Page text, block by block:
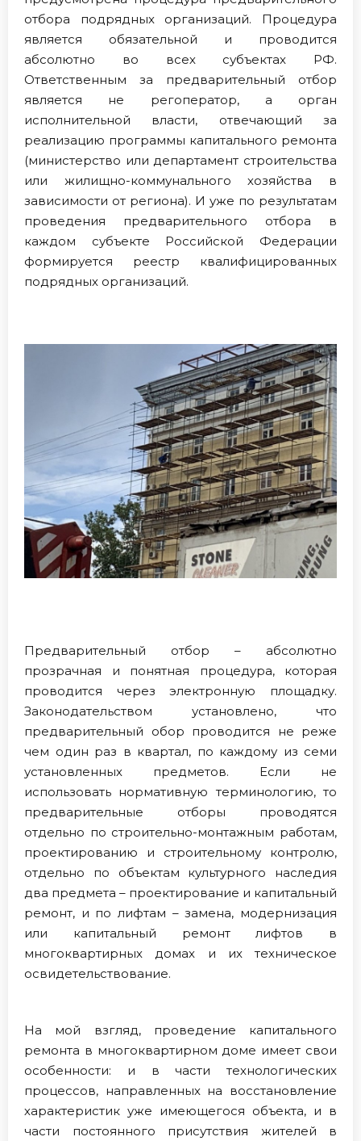
отбора подрядных организаций. Процедура
является обязательной и проводится
абсолютно во всех субъектах РФ.
Ответственным за предварительный отбор
является не регоператор, а орган
исполнительной власти, отвечающий за
реализацию программы капитального ремонта
(министерство или департамент строительства
или жилищно-коммунального хозяйства в
зависимости от региона). И уже по результатам
проведения предварительного отбора в
каждом субъекте Российской Федерации
формируется реестр квалифицированных
подрядных организаций.
Предварительный отбор – абсолютно
прозрачная и понятная процедура, которая
проводится через электронную площадку.
Законодательством установлено, что
предварительный обор проводится не реже
чем один раз в квартал, по каждому из семи
установленных предметов. Если не
использовать нормативную терминологию, то
предварительные отборы проводятся
отдельно по строительно-монтажным работам,
проектированию и строительному контролю,
отдельно по объектам культурного наследия
два предмета – проектирование и капитальный
ремонт, и по лифтам – замена, модернизация
или капитальный ремонт лифтов в
многоквартирных домах и их техническое
освидетельствование.
На мой взгляд, проведение капитального
ремонта в многоквартирном доме имеет свои
особенности: и в части технологических
процессов, направленных на восстановление
характеристик уже имеющегося объекта, и в
части постоянного присутствия жителей в